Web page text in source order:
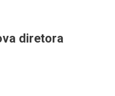
diretora